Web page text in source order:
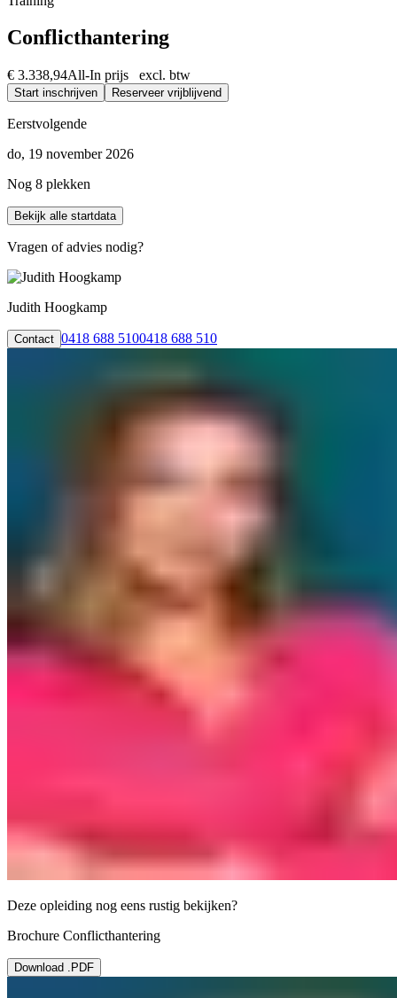
Conflicthantering
€ 3.338,94All-In prijs excl. btw
Start inschrijven Reserveer vrijblijvend
Eerstvolgende
do, 19 november 2026
Nog 8 plekken
Bekijk alle startdata
Vragen of advies nodig?
Judith Hoogkamp
Contact 0418 688 5100418 688 510
Deze opleiding nog eens rustig bekijken?
Brochure Conflicthantering
Download .PDF